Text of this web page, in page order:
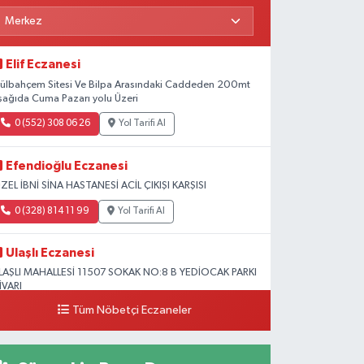
Elif Eczanesi
Sitesi Ve Bilpa Arasındaki Caddeden 200mt
Cuma Pazarı yolu Üzeri
0 (552) 308 06 26 Yol Tarifi Al
Efendioğlu Eczanesi
İBNİ SİNA HASTANESİ ACİL ÇIKIŞI KARŞISI
0 (328) 814 11 99 Yol Tarifi Al
Ulaşlı Eczanesi
MAHALLESİ 11507 SOKAK NO:8 B YEDİOCAK PARKI
0 (546) 158 81 80 Yol Tarifi Al
Tüm Nöbetçi Eczaneler